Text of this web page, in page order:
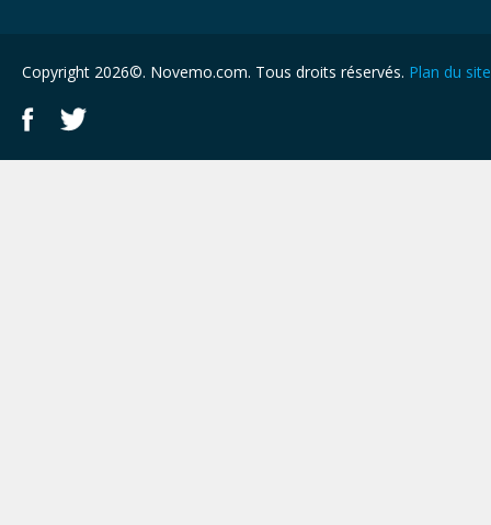
Copyright 2026©. Novemo.com. Tous droits réservés. Plan du site